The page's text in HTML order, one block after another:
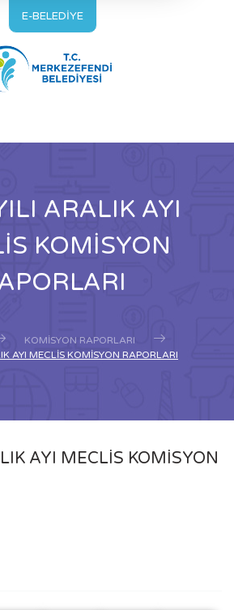
E-BELEDİYE
ARALIK AYI
KOMİSYON
KOMISYON RAPORLARI
AYI MECLİS KOMİSYON RAPORLARI
AYI MECLİS KOMİSYON